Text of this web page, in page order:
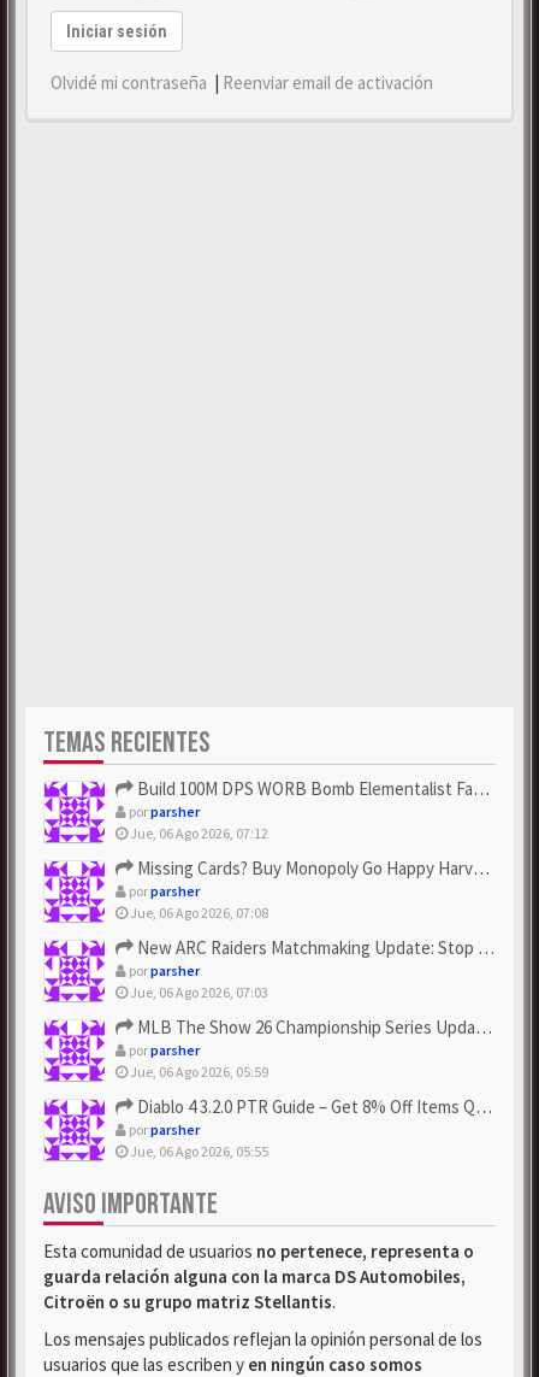
Iniciar sesión
Olvidé mi contraseña | Reenviar email de activación
TEMAS RECIENTES
Build 100M DPS WORB Bomb Elementalist Fast - Grab POE Curren...
porparsher
Jue, 06 Ago 2026, 07:12
Missing Cards? Buy Monopoly Go Happy Harvest with Looney Tun...
porparsher
Jue, 06 Ago 2026, 07:08
New ARC Raiders Matchmaking Update: Stop Failed - Grab Bluep...
porparsher
Jue, 06 Ago 2026, 07:03
MLB The Show 26 Championship Series Update! Get Cheap & ...
porparsher
Jue, 06 Ago 2026, 05:59
Diablo 4 3.2.0 PTR Guide – Get 8% Off Items Quickly to Test ...
porparsher
Jue, 06 Ago 2026, 05:55
AVISO IMPORTANTE
Esta comunidad de usuarios no pertenece, representa o
guarda relación alguna con la marca DS Automobiles,
Citroën o su grupo matriz Stellantis.
Los mensajes publicados reflejan la opinión personal de los
usuarios que las escriben y en ningún caso somos